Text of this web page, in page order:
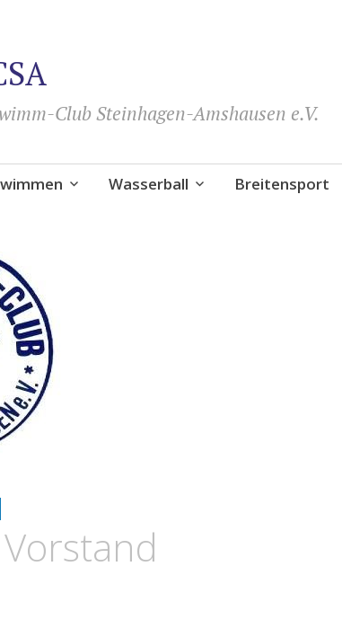
Club Steinhagen-Amshausen e.V.
Wasserball Breitensport